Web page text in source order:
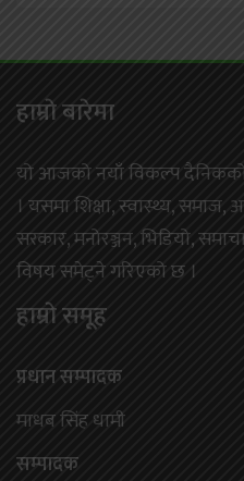
हाम्राे बारेमा
यो आजको नयाँ विकल्प
। यसमा शिक्षा, स्वास्थ्य, समाज,
सरकार, मनोरञ्जन, भिडियो,
विषय समेट्ने गरिएको छ ।
हाम्राे समूह
प्रधान सम्पादक
माधब सिंह धामी
सम्पादक